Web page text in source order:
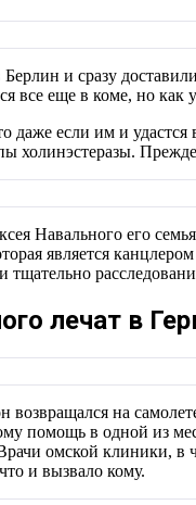
и сразу
все еще в коме, но как
если им и
холинэстеразы.
Навального его
является
лечат в
возвращался на
помощь в одной из
омской клиники, в
и вызвало кому.